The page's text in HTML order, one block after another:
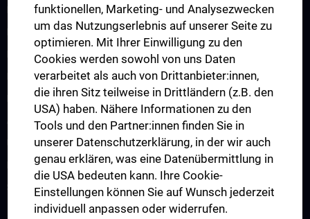
Hygienekontaktpersonen
Medizinprodukte
Meldepflichtige Krankheiten
Hygiene- & Desinfektionspläne
Hygienebegehungen
Ausbruchssituation
Umgebungsuntersuchungen
Neu-, Zu- und Umbauten
Schulungen & Personalentwicklung
funktionellen, Marketing- und Analysezwecken
um das Nutzungserlebnis auf unserer Seite zu
optimieren. Mit Ihrer Einwilligung zu den
Cookies werden sowohl von uns Daten
verarbeitet als auch von Drittanbieter:innen,
die ihren Sitz teilweise in Drittländern (z.B. den
USA) haben. Nähere Informationen zu den
Tools und den Partner:innen finden Sie in
unserer Datenschutzerklärung, in der wir auch
genau erklären, was eine Datenübermittlung in
die USA bedeuten kann. Ihre Cookie-
Einstellungen können Sie auf Wunsch jederzeit
individuell anpassen oder widerrufen.